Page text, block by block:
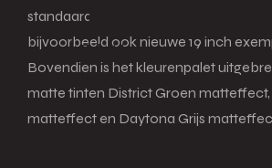
Zakelijk
Menu
standaard 18 inch lichtmetalen velgen
bijvoorbeeld ook nieuwe 19 inch
Bovendien is het kleurenpalet
matte tinten District Groen
matteffect en Daytona Grijs